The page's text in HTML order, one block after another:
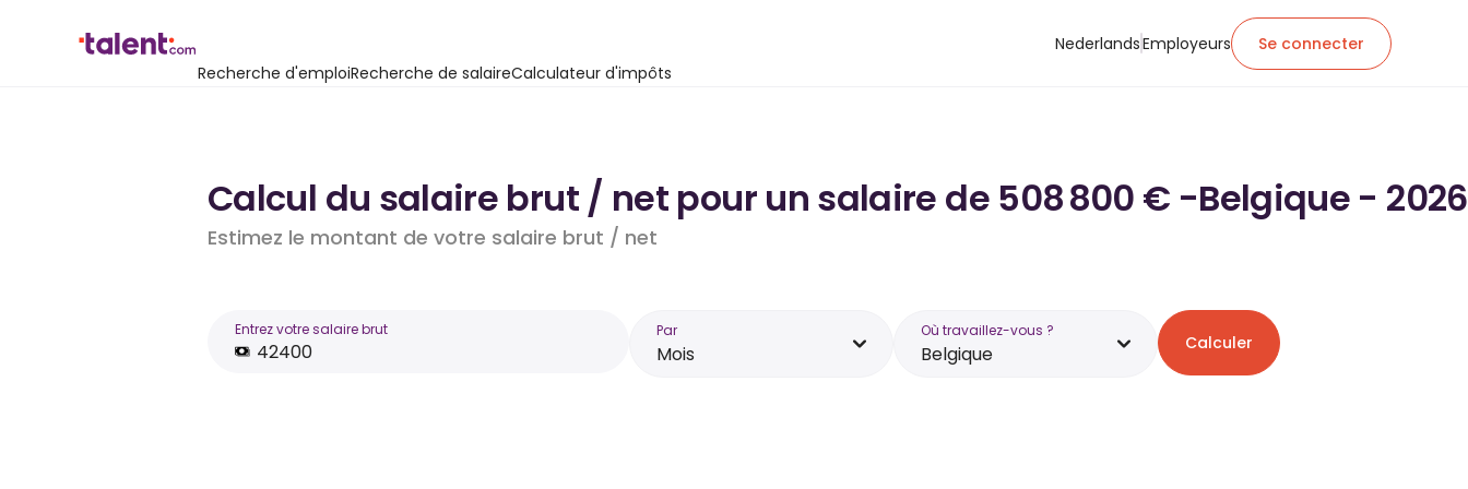
Recherche d'emploiRecherche de salaireCalculateur d'impôts
NederlandsEmployeurs Se connecter
Calcul du salaire brut / net pour un salaire de 508 800 € -Belgique - 2026
Estimez le montant de votre salaire brut / net
Entrez votre salaire brut Par
Mois
Où travaillez-vous ?
Belgique Calculer